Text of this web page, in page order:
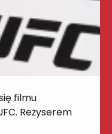
filmu
Reżyserem